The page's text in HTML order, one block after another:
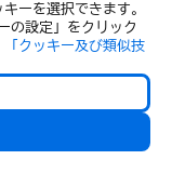
ーを選択できます。
の設定」をクリック
「クッキー及び類似技